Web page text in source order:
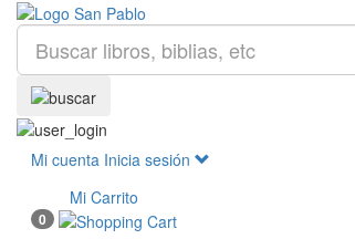
Mi cuenta Inicia sesión
Mi Carrito
0